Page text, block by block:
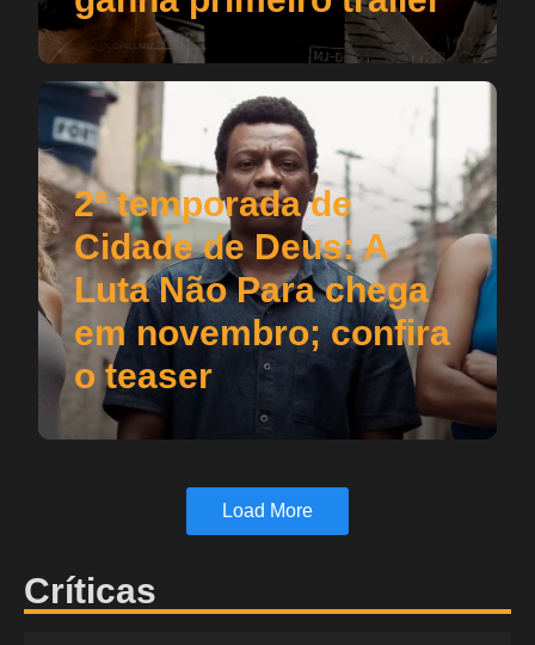
2ª temporada de
Cidade de Deus: A
Luta Não Para chega
em novembro; confira
o teaser
Load More
Críticas